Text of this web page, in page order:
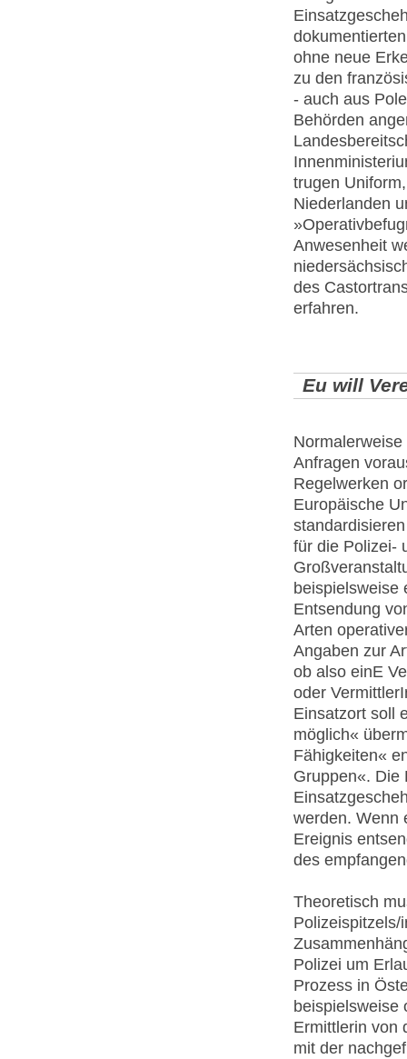
ohne neue
zu den
- auch aus
Behörden
trugen
Niederlanden
Anwesenheit
des
erfahren.
Eu will
Anfragen
Regelwerken
Europäische
für die Polizei-
beispielsweise
Entsendung
Arten
Angaben zur
ob also einE
oder
Einsatzort soll
möglich«
Fähigkeiten«
Gruppen«. Die
werden. Wenn
Ereignis
des
Theoretisch
Polizeispitzels/
Polizei um
Prozess in
beispielsweise
Ermittlerin von
mit der